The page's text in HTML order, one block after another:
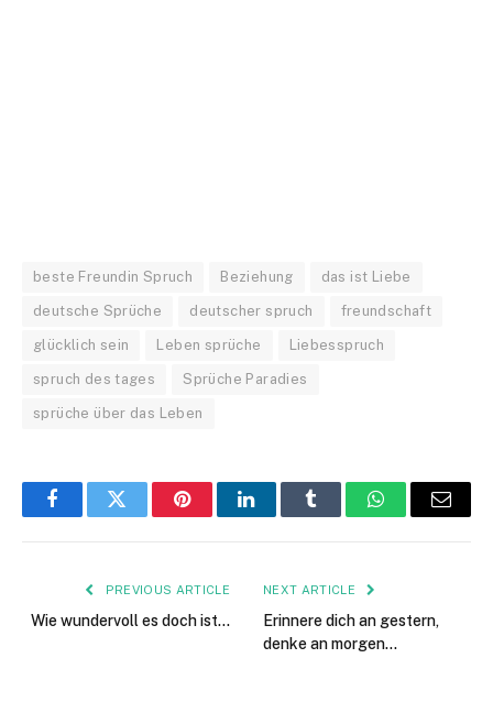
beste Freundin Spruch Beziehung das ist Liebe
deutsche Sprüche deutscher spruch freundschaft
glücklich sein Leben sprüche Liebesspruch
spruch des tages Sprüche Paradies
sprüche über das Leben
FacebookTwitter PinterestLinkedInTumblr WhatsAppEmail
PREVIOUS ARTICLE
Wie wundervoll es doch ist…
NEXT ARTICLE
Erinnere dich an gestern,
denke an morgen…